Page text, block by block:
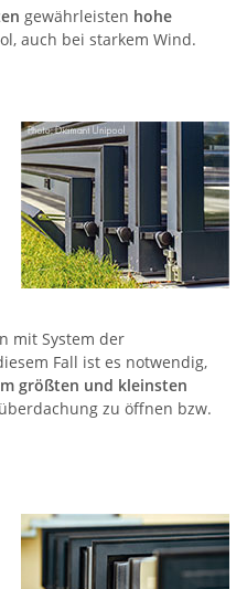
gewährleisten hohe
auch bei starkem Wind.
mit System der
Fall ist es notwendig,
größten und kleinsten
zu öffnen bzw.